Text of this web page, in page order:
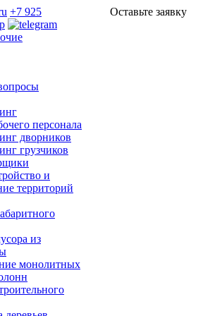
+7 925
Оставьте заявку
персонала
дворников
грузчиков
и
территорий
из
монолитных